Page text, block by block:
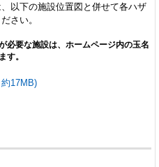
以下の施設位置図と併せて各ハザ
さい。
必要な施設は、ホームページ内の玉名
す。
17MB)